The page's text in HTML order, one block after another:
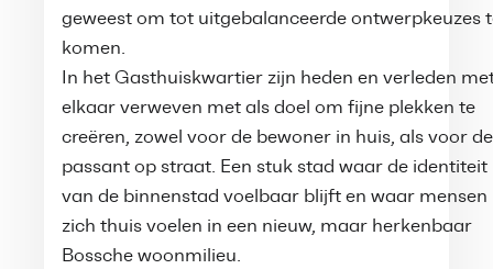
geweest om tot uitgebalanceerde ontwerpkeuzes
komen.
In het Gasthuiskwartier zijn heden en verleden
elkaar verweven met als doel om fijne plekken te
creëren, zowel voor de bewoner in huis, als voor de
passant op straat. Een stuk stad waar de identiteit
van de binnenstad voelbaar blijft en waar mensen
zich thuis voelen in een nieuw, maar herkenbaar
Bossche woonmilieu.